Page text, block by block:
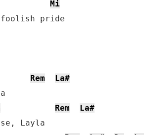
Mi
pride
Rem
La#
Rem
La#